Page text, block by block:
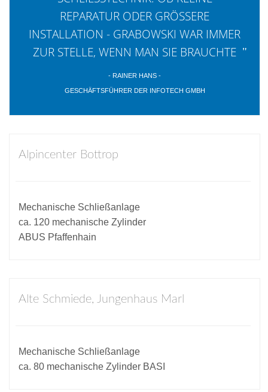
EPARATUR ODER GRÖSSERE IN
STALLATION - GRABOWSKI WAR IMMER ZU
R STELLE, WENN MAN SIE BRAUCHTE
- RAINER HANS -
GESCHÄFTSFÜHRER DER INFOTECH GMBH
Alpincenter Bottrop
Mechanische Schließanlage
ca. 120 mechanische Zylinder
ABUS Pfaffenhain
Alte Schmiede, Jungenhaus Marl
Mechanische Schließanlage
ca. 80 mechanische Zylinder BASI